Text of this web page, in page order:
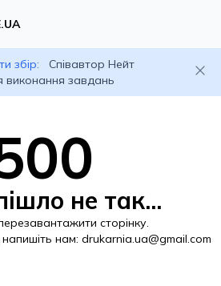
збір:
Співавтор Нейт
виконання завдань
не так...
сторінку.
нам: drukarnia.ua@gmail.com